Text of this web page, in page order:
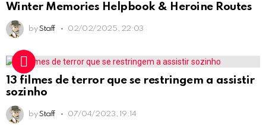
Winter Memories Helpbook & Heroine Routes
by Staff 02/02/2025, 22:03
13 filmes de terror que se restringem a assistir
sozinho
by Staff 07/04/2023, 19:14